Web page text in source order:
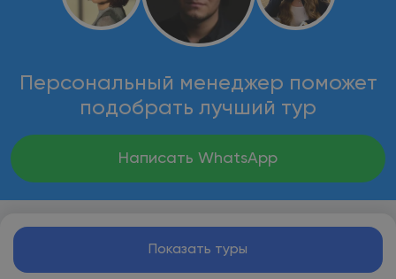
Персональный менеджер поможет
подобрать лучший тур
Написать WhatsApp
Показать туры